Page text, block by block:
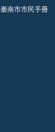
臺南市市民手冊